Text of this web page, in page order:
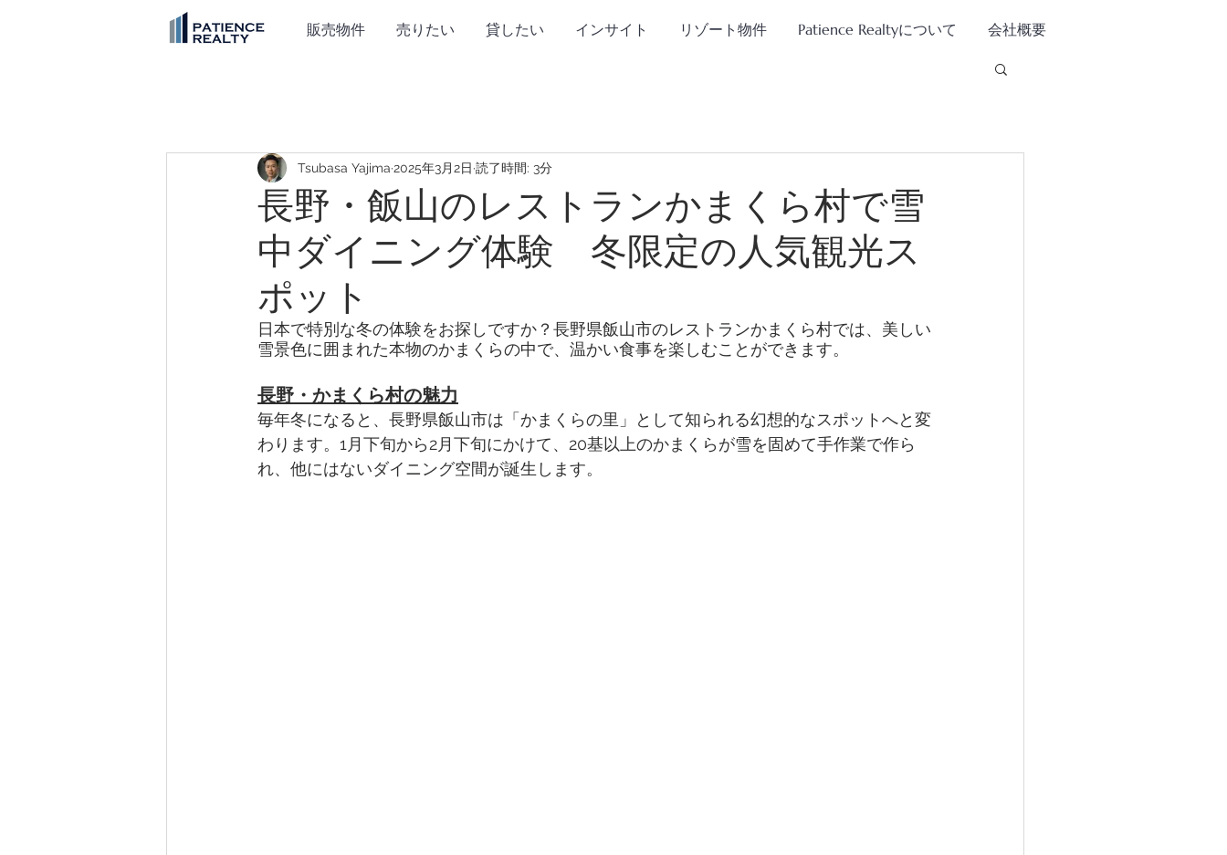
販売物件 売りたい 貸したい インサイト リゾート物件 Patience Realtyについて 会社概要
長野・飯山のレストランかまくら村で雪
中ダイニング体験 冬限定の人気観光ス
ポット
Tsubasa Yajima 2025年3月2日 読了時間: 3分
日本で特別な冬の体験をお探しですか？長野県飯山市のレストランかまくら村では、美しい
雪景色に囲まれた本物のかまくらの中で、温かい食事を楽しむことができます。
長野・かまくら村の魅力
毎年冬になると、長野県飯山市は「かまくらの里」として知られる幻想的なスポットへと変
わります。1月下旬から2月下旬にかけて、20基以上のかまくらが雪を固めて手作業で作ら
れ、他にはないダイニング空間が誕生します。